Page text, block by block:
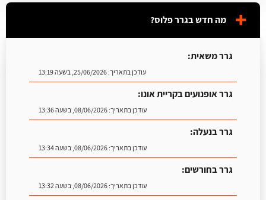
מה חדש בגרר פלוס?
גרר משאית:
עודכן בתאריך:25/06/2026, בשעה 13:19
גרר אופנועים בקריית אונו:
עודכן בתאריך:08/06/2026, בשעה 13:36
גרר בנעלה:
עודכן בתאריך:08/06/2026, בשעה 13:34
גרר בחורשים:
עודכן בתאריך:08/06/2026, בשעה 13:32